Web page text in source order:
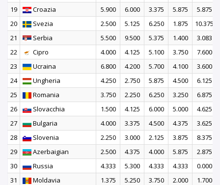
19
Croazia 5.900 6.000 3.375 5.875
5.875
20
Svezia 2.500 5.125 6.250 1.875
10.375
21
Serbia 5.500 9.500 5.375 1.400 3.083
22
Cipro 4.000 4.125 5.100 3.750 7.600
23
Ucraina 6.800 4.200 5.700 4.100
3.600
24
Ungheria 4.250 2.750 5.875 4.500
6.125
25
Romania 3.750 2.250 6.250 3.250
6.875
26
Slovacchia 1.500 4.125 6.000 5.000
4.625
27
Bulgaria 4.000 3.375 4.500 4.375
3.625
28
Slovenia 2.250 3.000 2.125 3.875
8.375
29
Azerbaigian 2.500 4.375 4.000 5.875
2.875
30
Russia 4.333 5.300 4.333 4.333
0.000
31
Moldavia 1.375 5.250 3.750 2.000 1.700